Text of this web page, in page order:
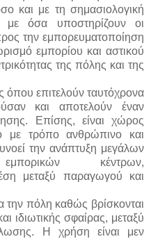
και με τη σημασιολογική
με όσα υποστηρίζουν οι
την εμπορευματοποίηση
εμπορίου και αστικού
της πόλης και της
όπου επιτελούν ταυτόχρονα
και αποτελούν έναν
Επίσης, είναι χώρος
με τρόπο ανθρώπινο και
την ανάπτυξη μεγάλων
κέντρων,
μεταξύ παραγωγού και
την πόλη καθώς βρίσκονται
ιδιωτικής σφαίρας, μεταξύ
Η χρήση είναι μεν